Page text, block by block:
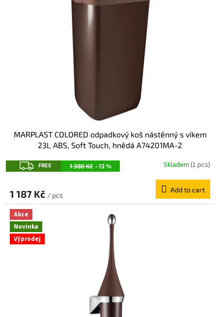
F
E
E
FREE 1 380 Kč –13 %
MARPLAST COLORED odpadkový koš nástěnný s víkem
23l, ABS, Soft Touch, hnědá A74201MA-2
Skladem (1 pcs)
1 187 Kč / pcs
Add to cart
Akce
Novinka
Výprodej